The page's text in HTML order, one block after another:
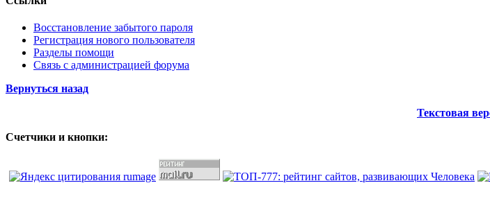
Восстановление забытого пароля
Регистрация нового пользователя
Разделы помощи
Связь с администрацией форума
Вернуться назад
Текстовая
Счетчики и кнопки: